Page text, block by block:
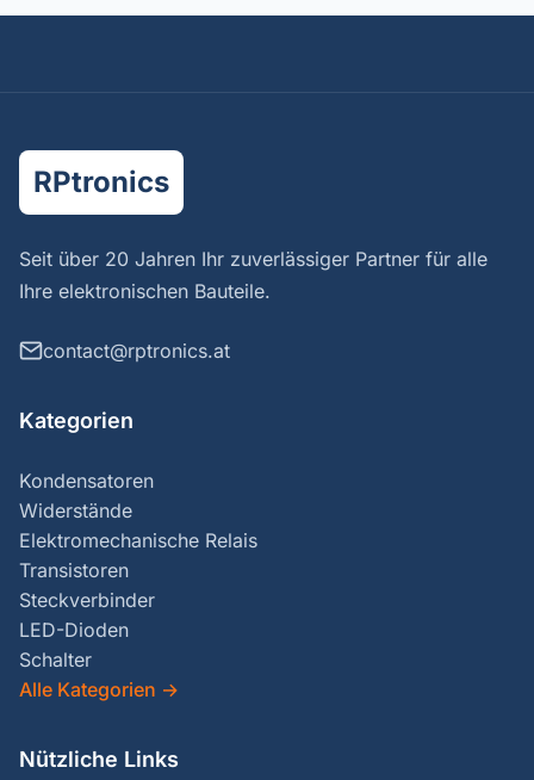
RPtronics
Seit über 20 Jahren Ihr zuverlässiger Partner für alle
Ihre elektronischen Bauteile.
contact@rptronics.at
Kategorien
Kondensatoren
Widerstände
Elektromechanische Relais
Transistoren
Steckverbinder
LED-Dioden
Schalter
Alle Kategorien →
Nützliche Links